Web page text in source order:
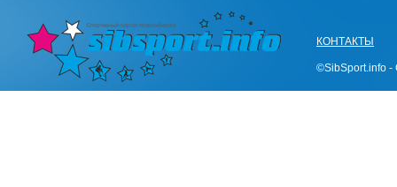
КОНТАКТЫ
©SibSport.info -